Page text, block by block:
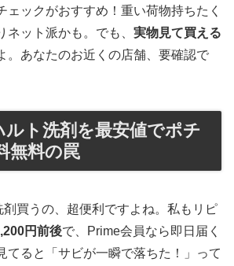
ェックがおすすめ！重い荷物持ちたく
ネット派かも。でも、 実物見て買える
。あなたのお近くの店舗、要確認で
ト洗剤を最安値でポチ
無料の罠
買うの、超便利ですよね。私もリピ
円前後で、Prime会員なら即日届く
てると「サビが一瞬で落ちた！」って